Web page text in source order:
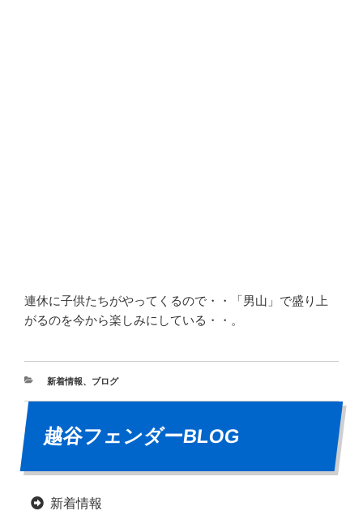
連休に子供たちがやってくるので・・「男山」で盛り上
がるのを今から楽しみにしている・・。
新着情報、 ブログ
越谷フェンダーBLOG
新着情報